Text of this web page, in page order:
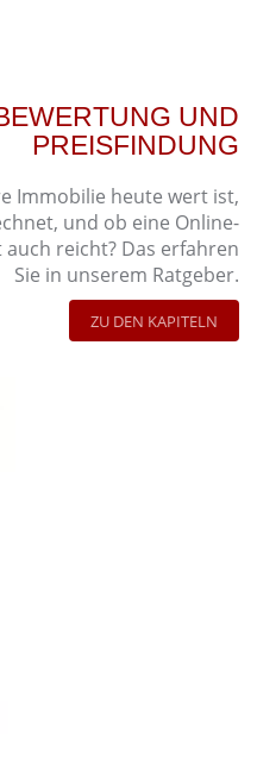
UND
PREISFINDUNG
Immobilie heute wert ist,
und ob eine Online-
reicht? Das erfahren
Sie in unserem Ratgeber.
ZU DEN KAPITELN